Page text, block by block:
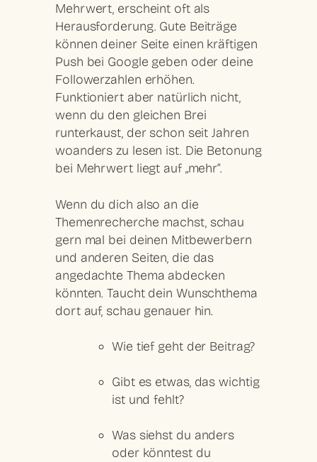
Mehrwert, erscheint oft als
Herausforderung. Gute Beiträge
können deiner Seite einen kräftigen
Push bei Google geben oder deine
Followerzahlen erhöhen.
Funktioniert aber natürlich nicht,
wenn du den gleichen Brei
runterkaust, der schon seit Jahren
woanders zu lesen ist. Die Betonung
bei Mehrwert liegt auf „mehr“.
Wenn du dich also an die
Themenrecherche machst, schau
gern mal bei deinen Mitbewerbern
und anderen Seiten, die das
angedachte Thema abdecken
könnten. Taucht dein Wunschthema
dort auf, schau genauer hin.
Wie tief geht der Beitrag?
Gibt es etwas, das wichtig
ist und fehlt?
Was siehst du anders
oder könntest du